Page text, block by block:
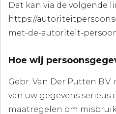
Dat kan via de volgende
https://
met-de-autoriteit-
Hoe wij
Gebr. Van Der Putten
van uw gegevens serieus
maatregelen om